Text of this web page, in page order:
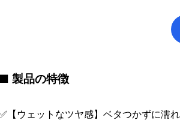
■ 製品の特徴
【ウェットなツヤ感】ベタつかずに濡